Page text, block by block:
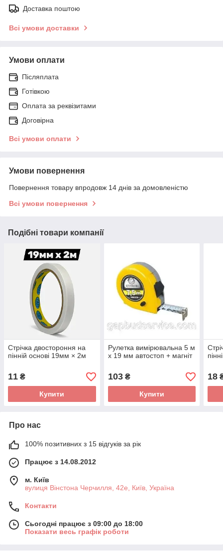
Доставка поштою
Всі умови доставки
Умови оплати
Післяплата
Готівкою
Оплата за реквізитами
Договірна
Всі умови оплати
Умови повернення
Повернення товару впродовж 14 днів за домовленістю
Всі умови повернення
Подібні товари компанії
Стрічка двостороння на
пінній основі 19мм × 2м
11 ₴
Купити
Рулетка вимірювальна 5 м
х 19 мм автостоп + магніт
103₴
Купити
18
Про нас
100% позитивних з 15 відгуків за рік
Працює з 14.08.2012
м. Київ
вулиця Вінстона Черчилля, 42е, Київ, Україна
Контакти
Сьогодні працює з 09:00 до 18:00
Показати весь графік роботи